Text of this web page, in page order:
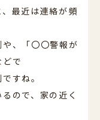
最近は連絡が頻
や、「〇〇警報が
で
すね。
ので、家の近く